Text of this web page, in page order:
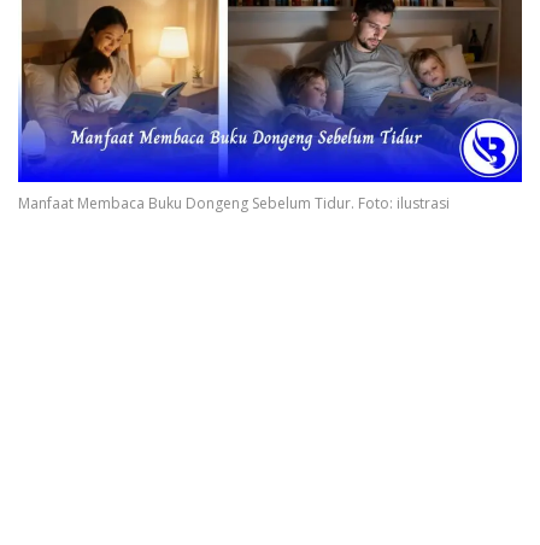
Manfaat Membaca Buku Dongeng Sebelum Tidur. Foto: ilustrasi